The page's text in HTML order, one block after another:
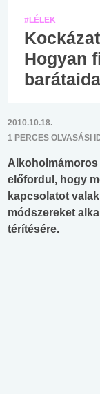
#LÉLEK
Hogyan
2010.10.18.
1 PERCES OLVASÁSI
előfordul, hogy
kapcsolatot
módszereket
térítésére.